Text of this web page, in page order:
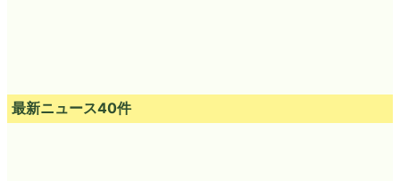
最新ニュース40件